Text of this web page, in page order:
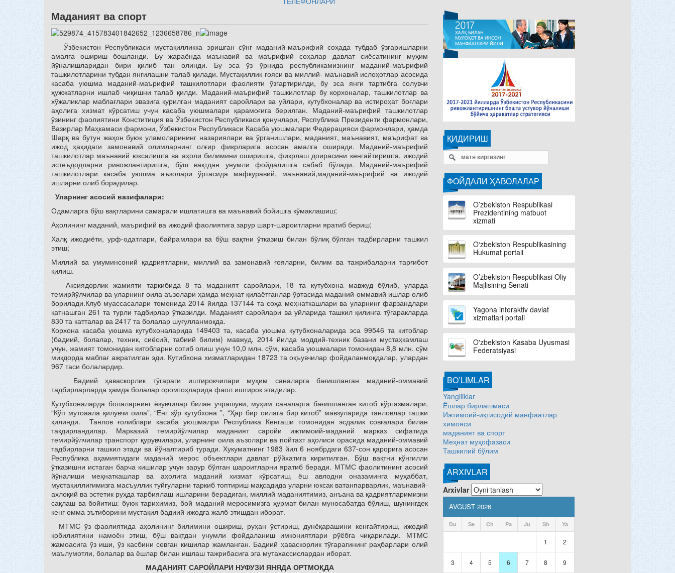
Маданият ва спорт
Ўзбекистон Республикаси мустақилликка эришган сўнг маданий-маърифий соҳада тубдаб ўзгаришларни
амалга ошириш бошланди. Бу жараёнда маънавий ва маърифий соҳалар давлат сиёсатининг муҳим
йўналишларидан бири қилиб тан олинди. Бу эса ўз ўрнида республикамизнинг маданий-маърифий
ташкилотларини тубдан янгилашни талаб қилади. Мустақиллик ғояси ва миллий- маънавий ислоҳотлар асосида
касаба уюшма маданий-маърифий ташкилотлари фаолияти ўзгартирилди, бу эса янги тартибга солувчи
ҳужжатларни ишлаб чиқишни талаб қилди. Маданий-маърифий ташкилотлар бу корхоналар, ташкилотлар ва
хўжаликлар маблағлари эвазига қурилган маданият саройлари ва уйлари, кутубхоналар ва истироҳат боғлари
аҳолига хизмат кўрсатиш учун касаба уюшмалари қарамоғига берилган. Маданий-маърифий ташкилотлар
ўзининг фаолиятини Конститиция ва Ўзбекистон Республикаси қонунлари, Республика Президенти фармонлари,
Вазирлар Маҳкамаси фармони, Ўзбекистон Республикаси Касаба уюшмалари Федерацияси фармонлари, ҳамда
Шарқ ва бутун жаҳон буюк уламоларининг назариялари ва ўрганишлари, маданият, маънавият, маърифат ва
ижод ҳақидаги замонавий олимларнинг олғир фикрларига асосан амалга оширади. Маданий-маърифий
ташкилотлар маънавий юксалишга ва аҳоли билимини оширишга, фикрлаш доирасини кенгайтиришга, ижодий
истеъдодларни ривожлантиришга, бўш вақтдан унумли фойдалишга сабаб бўлади. Маданий-маърифий
ташкилотлари касаба уюшма аъзолари ўртасида мафкуравий, маънавий,маданий-маърифий ва ижодий
ишларни олиб борадилар.
Уларнинг асосий вазифалари:
Одамларга бўш вақтларини самарали ишлатишга ва маънавий бойишга кўмаклашиш;
Аҳолининг маданий, маърифий ва ижодий фаолиятига зарур шарт-шароитларни яратиб бериш;
Халқ ижодиёти, урф-одатлари, байрамлари ва бўш вақтни ўтказиш билан бўлиқ бўлган тадбирларни ташкил
этиш;
Миллий ва умуминсоний қадриятларни, миллий ва замонавий ғояларни, билим ва тажрибаларни тарғибот
қилиш.
Аксиядорлик жамияти таркибида 8 та маданият саройлари, 18 та кутубхона мавжуд бўлиб, уларда
темирйўлчилар ва уларнинг оила аъзолари ҳамда меҳнат қилаётганлар ўртасида маданий-оммавий ишлар олиб
борилади.Клуб муассасалари томонида 2014 йилда 137144 та соҳа меҳнаткашлари ва уларнинг фарзандлари
қатнашган 261 та турли тадбирлар ўтказилди. Маданият саройлари ва уйларида ташкил қилинга тўгаракларда
830 та катталар ва 2417 та болалар шуғулланмоқда.
Корхона касаба уюшма кутубхоналарида 149403 та, касаба уюшма кутубхоналарида эса 99546 та китоблар
(бадиий, болалар, техник, сиёсий, табиий билим) мавжуд. 2014 йилда моддий-техник базани мустаҳкамлаш
учун, жамият томонидан китобларни сотиб олиш учун 10,0 млн. сўм, касаба уюшмалари томонидан 8,8 млн. сўм
миқдорда маблағ ажратилган эди. Кутибхона хизматларидан 18723 та оқъувчилар фойдаланмоқдалар, улардан
967 таси болалардир.
Бадиий ҳаваскорлик тўгараги иштирокчилари муҳим саналарга бағишланган маданий-оммавий
тадбирларларда ҳамда болалар оромгоҳларида фаол иштирок этадилар.
Кутубхоналарда болаларнинг ёзувчилар билан учрашуви, муҳим саналарга бағишланган китоб кўргазмалари,
“Кўп мутоаала қилувчи оила”, “Енг зўр кутубхона ”, “Ҳар бир оилага бир китоб” мавзуларида танловлар ташки
қилинди. Танлов ғолиблари касаба уюшмалри Республика Кенгаши томонидан эсдалик совғалари билан
тақдирландилар. Марказий темирйўлчилар маданият саройи ижтимоий-маданий марказ сифатида
темирйўлчилар транспорт қурувчилари, уларнинг оила аъзолари ва пойтахт аҳолиси орасида маданий-оммавий
тадбирларни ташкил этади ва йўналтириб туради. Хукуматнинг 1983 йил 6 ноябрдаги 637-сон қарорига асосан
Республика аҳамиятидаги маданий мерос объектлари давлат рўйхатига киритилган. Бўш вақтни кўнгилли
ўтказишни истаган барча кишилар учун зарур бўлган шароитларни яратиб беради. МТМС фаолитининг асосий
йўналиши меҳнаткашлар ва аҳолига маданий хизмат кўрсатиш, ёш авлодни оназаминга муҳаббат,
мустақиллигимизга масъуллик туйғуларни таркиб топтириш мақсадида уларни юксак ватанпарварлик, маънавий-
ахлоқий ва эстетик руҳда тарбиялаш ишларини берадиган, миллий маданиятимиз, анъана ва қадриятларимизни
сақлаш ва бойитиш: буюк тарихимиз, бой маданий меросимизга ҳурмат билан муносабатда бўлиш, шунингдек
кенг омма эътиборини мустақил бадиий ижодга жалб этишдан иборат.
МТМС ўз фаолиятида аҳолининг билимини ошириш, руҳан ўстириш, дунёқарашини кенгайтириш, ижодий
қобилиятини намоён этиш, бўш вақтдан унумли фойдаланиш имкониятлари рўёбга чиқарилади. МТМС
жамоасига ўз иши, ўз касбини севган кишилар жамланган. Бадиий ҳаваскорлик тўгарагининг раҳбарлари олий
маълумотли, болалар ва ёшлар билан ишлаш тажрибасига эга мутахассислардан иборат.
МАДАНИЯТ САРОЙЛАРИ НУФУЗИ ЯНЯДА ОРТМОҚДА
ҚИДИРИШ
ФОЙДАЛИ ҲАВОЛАЛАР
O’zbekiston Respublikasi
Prezidentining matbuot
xizmati
O‘zbekiston Respublikasining
Hukumat portali
O’zbekiston Respublikasi Oliy
Majlisining Senati
Yagona interaktiv davlat
xizmatlari portali
O'zbekiston Kasaba Uyusmasi
Federatsiyasi
BO’LIMLAR
Yangiliklar
Ёшлар бирлашмаси
Ижтимоий-иқтисодий манфаатлар
химояси
маданият ва спорт
Меҳнат муҳофазаси
Ташкилий бўлим
ARXIVLAR
Arxivlar
AVGUST 2026
Du Se Ch Pa Ju Sh Ya
1 2
3 4 5 6 7 8 9